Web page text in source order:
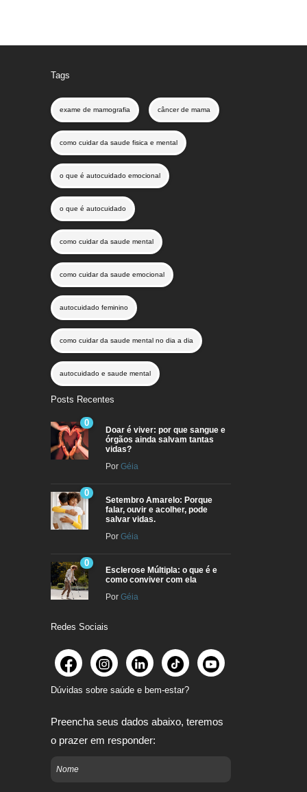
Tags
exame de mamografia câncer de mama
como cuidar da saude fisica e mental
o que é autocuidado emocional
o que é autocuidado
como cuidar da saude mental
como cuidar da saude emocional
autocuidado feminino
como cuidar da saude mental no dia a dia
autocuidado e saude mental
Posts Recentes
0
Doar é viver: por que sangue e
órgãos ainda salvam tantas
vidas?
Por Géia
0
Setembro Amarelo: Porque
falar, ouvir e acolher, pode
salvar vidas.
Por Géia
0
Esclerose Múltipla: o que é e
como conviver com ela
Por Géia
Redes Sociais
Dúvidas sobre saúde e bem-estar?
Preencha seus dados abaixo, teremos
o prazer em responder: